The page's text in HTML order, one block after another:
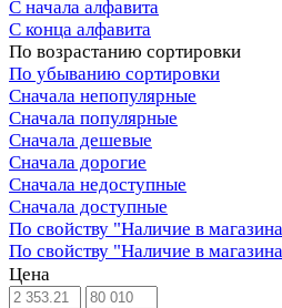
С начала алфавита
С конца алфавита
По возрастанию сортировки
По убыванию сортировки
Сначала непопулярные
Сначала популярные
Сначала дешевые
Сначала дорогие
Сначала недоступные
Сначала доступные
По свойству "Наличие в
По свойству "Наличие в
Цена